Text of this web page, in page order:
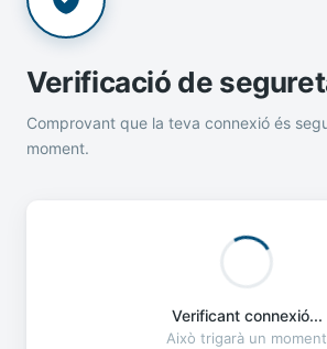
Verificació de
Comprovant que la teva connexió és
moment.
Verificant connexió...
Això trigarà un moment